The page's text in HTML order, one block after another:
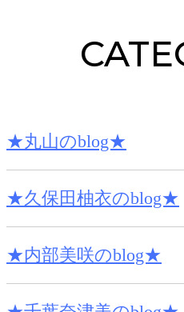
★丸山のblog★
★久保田柚衣のblog★
★内部美咲のblog★